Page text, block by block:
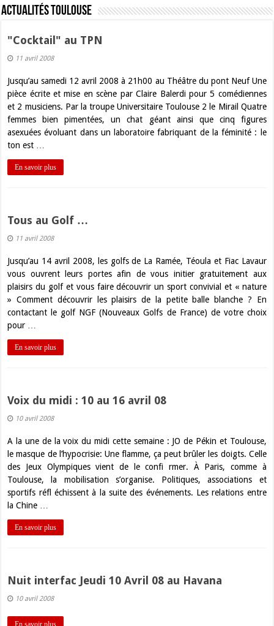
Actualités Toulouse
"Cocktail" au TPN
11 avril 2008
Jusqu’au samedi 12 avril 2008 à 21h00 au Théâtre du pont Neuf Une
pièce écrite et mise en scène par Claire Balerdi pour 5 comédiennes
et 2 musiciens. Par la troupe Universitaire Toulouse 2 le Mirail Quatre
femmes bien pimentées, un chat géant ainsi que cinq figures
asexuées évoluant dans un laboratoire fabriquant de la féminité : le
ton est …
En savoir plus
Tous au Golf …
11 avril 2008
Jusqu’au 14 avril 2008, les golfs de La Ramée, Téoula et Fiac Lavaur
vous ouvrent leurs portes afin de vous initier gratuitement aux
plaisirs du golf et vous faire découvrir un sport convivial et « nature
» Comment découvrir les plaisirs de la petite balle blanche ? En
contactant le golf NGF (Nouveaux Golfs de France) de votre choix
pour …
En savoir plus
Voix du midi : 10 au 16 avril 08
10 avril 2008
A la une de la voix du midi cette semaine : JO de Pékin et Toulouse,
le masque de l’hypocrisie: Une flamme, ça peut brûler les doigts. Celle
des Jeux Olympiques vient de le confi rmer. À Paris, comme à
Toulouse, la mobilisation s’organise. Politiques, associations et
sportifs réfl échissent à la suite des événements. Les relations entre
la Chine …
En savoir plus
Nuit interfac Jeudi 10 Avril 08 au Havana
10 avril 2008
En savoir plus